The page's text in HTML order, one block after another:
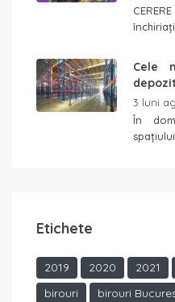
Cele
3 luni
În
spațiului
Etichete
2019 2020 2021
birouri
birouri